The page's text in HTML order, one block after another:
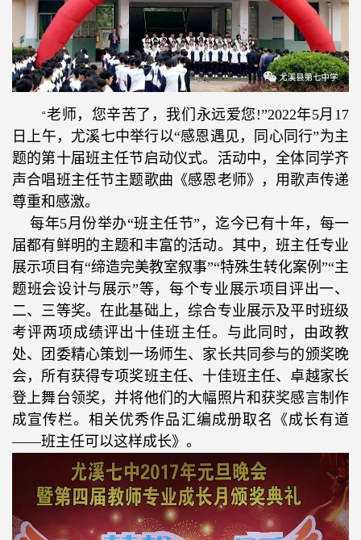
“老师，您辛苦了，我们永远爱您 !”2022年5月 17
日上午，尤溪七中举行以“感恩遇见，同心同行”为主
题的第十届班主任节启动仪式。活动中，全体同学齐
声合唱班主任节主题歌曲《感恩老师》，用歌声传递
尊重和感激。
每年5月份举办“班主任节”，迄今已有十年，每一
届都有鲜明的主题和丰富的活动。其中，班主任专业
展示项目有“缔造完美教室叙事”“特殊生转化案例”“主
题班会设计与展示”等，每个专业展示项目评出一、
二、三等奖。在此基础上，综合专业展示及平时班级
考评两项成绩评出十佳班主任。与此同时，由政教
处、团委精心策划一场师生、家长共同参与的颁奖晚
会，所有获得专项奖班主任、十佳班主任、卓越家长
登上舞台领奖，并将他们的大幅照片和获奖感言制作
成宣传栏。相关优秀作品汇编成册取名《成长有道
——班主任可以这样成长》。